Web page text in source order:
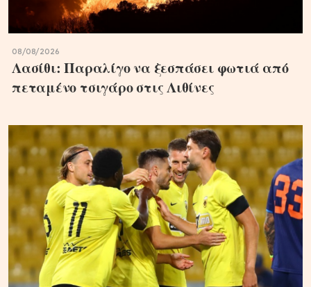
08/08/2026
Λασίθι: Παραλίγο να ξεσπάσει φωτιά από
πεταμένο τσιγάρο στις Λιθίνες